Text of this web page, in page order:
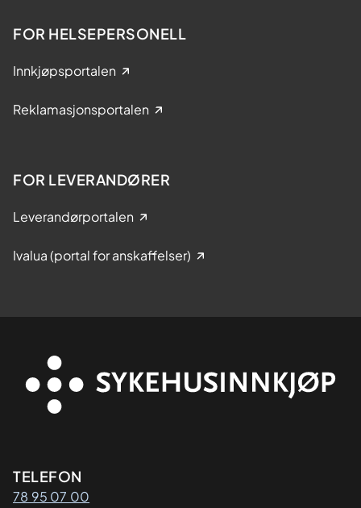
FOR HELSEPERSONELL
Innkjøpsportalen
Reklamasjonsportalen
FOR LEVERANDØRER
Leverandørportalen
Ivalua (portal for anskaffelser)
Kontaktinformasjon
TELEFON
78 95 07 00